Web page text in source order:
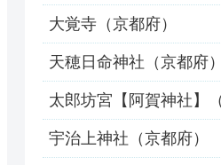
大覚寺（京都府）
天穂日命神社（京都府）
太郎坊宮【阿賀神社】
宇治上神社（京都府）